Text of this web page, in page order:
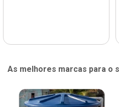
As melhores marcas para o